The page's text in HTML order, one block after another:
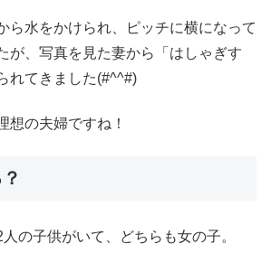
ら水をかけられ、ピッチに横になって
が、写真を見た妻から「はしゃぎす
れてきました(#^^#)
想の夫婦ですね！
の子供がいて、どちらも女の子。